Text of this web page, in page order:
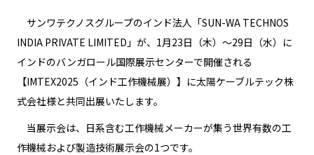
サンワテクノスグループのインド法人「SUN-WA TECHNOS
INDIA PRIVATE LIMITED」が、1月23日（木）～29日（水）に
インドのバンガロール国際展示センターで開催される
【IMTEX2025（インド工作機械展）】に太陽ケーブルテック株
式会社様と共同出展いたします。
当展示会は、日系含む工作機械メーカーが集う世界有数の工
作機械および製造技術展示会の1つです。